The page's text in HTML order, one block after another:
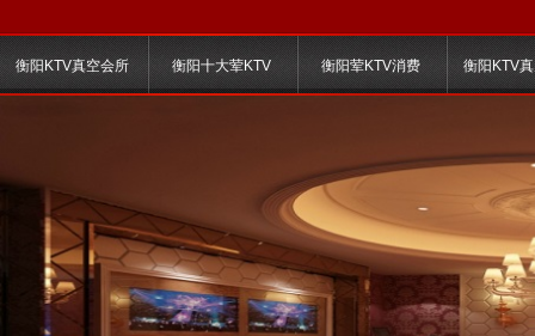
衡阳KTV真空会所 衡阳十大荤KTV 衡阳荤KTV消费 衡阳KTV